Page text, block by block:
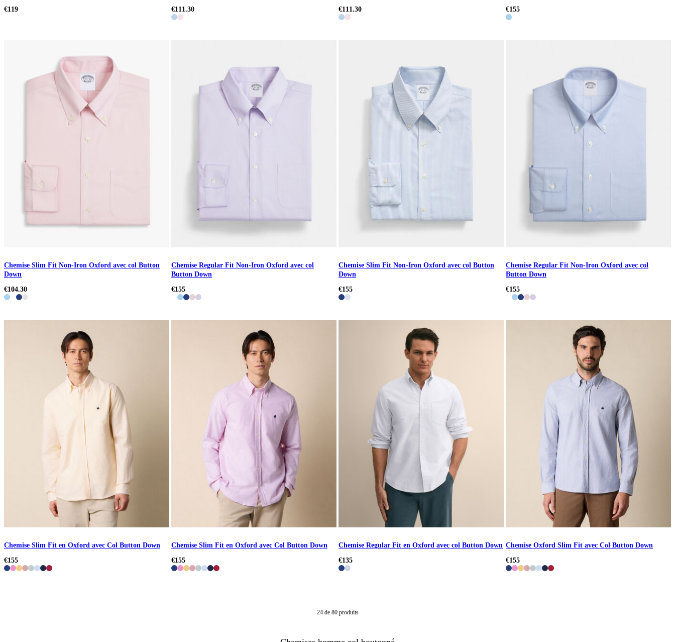
€119
€111.30
€111.30
€155
Chemise Slim Fit Non-Iron Oxford avec col Button
Down
€104.30
Chemise Regular Fit Non-Iron Oxford avec col
Button Down
€155
Chemise Slim Fit Non-Iron Oxford avec col Button
Down
€155
Chemise Regular Fit Non-Iron Oxford avec col
Button Down
€155
Chemise Slim Fit en Oxford avec Col Button Down
€155
Chemise Slim Fit en Oxford avec Col Button Down
€155
Chemise Regular Fit en Oxford avec col Button Down
€135
Chemise Oxford Slim Fit avec Col Button Down
€155
24de 80produits